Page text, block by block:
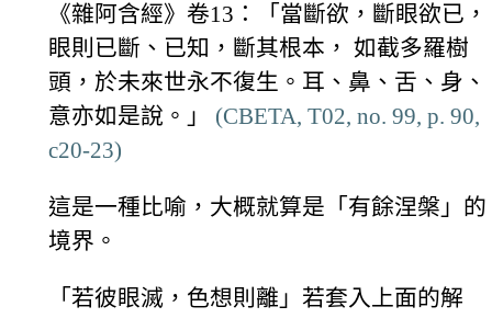
《雜阿含經》卷13：「當斷欲，斷眼欲已，
眼則已斷、已知，斷其根本， 如截多羅樹
頭，於未來世永不復生。耳、鼻、舌、身、
意亦如是說。」 (CBETA, T02, no. 99, p. 90,
c20-23)
這是一種比喻，大概就算是「有餘涅槃」的
境界。
「若彼眼滅，色想則離」若套入上面的解